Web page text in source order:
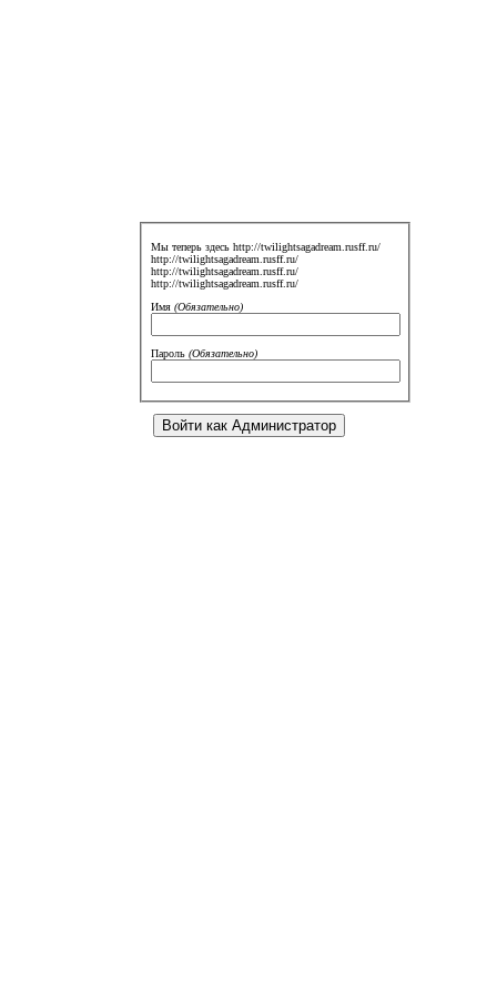
Мы теперь здесь http://twilightsagadream.rusff.ru/
http://twilightsagadream.rusff.ru/
http://twilightsagadream.rusff.ru/
http://twilightsagadream.rusff.ru/
Имя (Обязательно)
Пароль (Обязательно)